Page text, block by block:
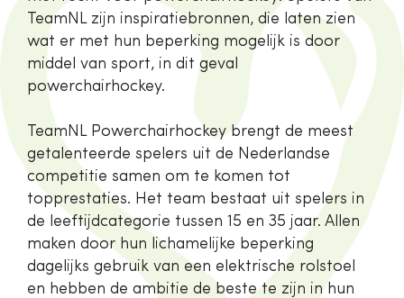
TeamNL zijn inspiratiebronnen, die laten zien
wat er met hun beperking mogelijk is door
middel van sport, in dit geval
powerchairhockey.
TeamNL Powerchairhockey brengt de meest
getalenteerde spelers uit de Nederlandse
competitie samen om te komen tot
topprestaties. Het team bestaat uit spelers in
de leeftijdcategorie tussen 15 en 35 jaar. Allen
maken door hun lichamelijke beperking
dagelijks gebruik van een elektrische rolstoel
en hebben de ambitie de beste te zijn in hun